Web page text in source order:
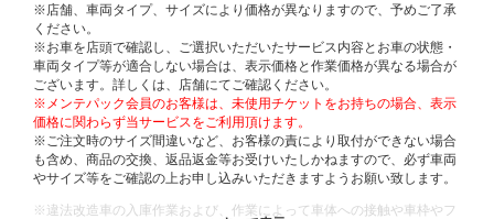
※店舗、車両タイプ、サイズにより価格が異なりますので、予めご了承
ください。
※お車を店頭で確認し、ご選択いただいたサービス内容とお車の状態・
車両タイプ等が適合しない場合は、表示価格と作業価格が異なる場合が
ございます。詳しくは、店舗にてご確認ください。
※メンテパック会員のお客様は、未使用チケットをお持ちの場合、表示
価格に関わらず当サービスをご利用頂けます。
※ご注文時のサイズ間違いなど、お客様の責により取付ができない場合
も含め、商品の交換、返品返金等お受けいたしかねますので、必ず車両
やサイズ等をご確認の上お申し込みいただきますようお願い致します。
※違法改造車の入庫作業および、作業によって車体への接触や車枠やフ